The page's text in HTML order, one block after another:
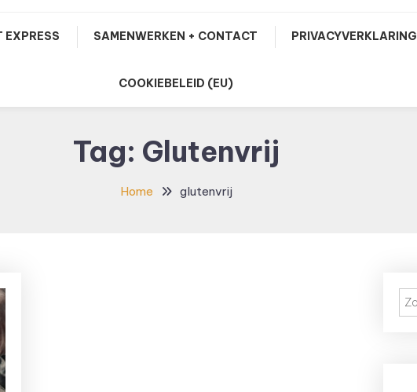
EXPRESS SAMENWERKEN + CONTACT PRIVACYVERKLARING
COOKIEBELEID (EU)
Tag: Glutenvrij
Home glutenvrij